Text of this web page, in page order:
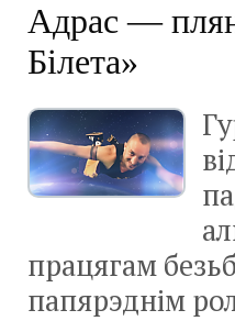
Адрас —
Білета»
працягам
папярэднім